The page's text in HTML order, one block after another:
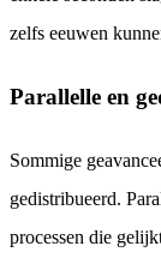
zelfs eeuwen
Parallelle en
Sommige
gedistribueerd.
processen die